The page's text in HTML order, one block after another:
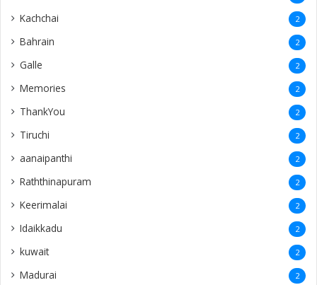
Kachchai 2
Bahrain 2
Galle 2
Memories 2
ThankYou 2
Tiruchi 2
aanaipanthi 2
Raththinapuram 2
Keerimalai 2
Idaikkadu 2
kuwait 2
Madurai 2